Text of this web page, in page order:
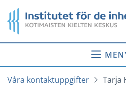
till
innehåll
Startsida
Våra kontaktuppgifter Tarja